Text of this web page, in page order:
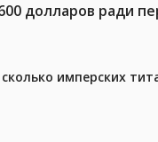
долларов ради
имперских